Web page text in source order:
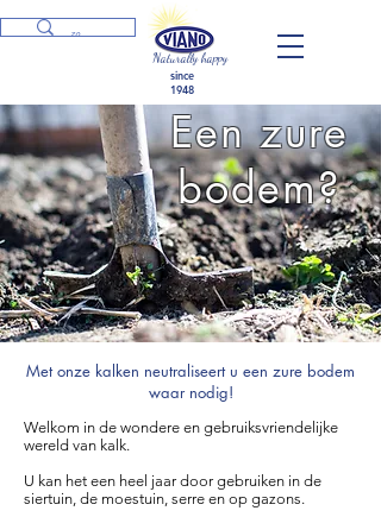
Naturally happy
since
1948
Een zure
bodem?
Met onze kalken neutraliseert u een zure bodem
waar nodig!
Welkom in de wondere en gebruiksvriendelijke
wereld van kalk.
U kan het een heel jaar door gebruiken in de
siertuin, de moestuin, serre en op gazons.